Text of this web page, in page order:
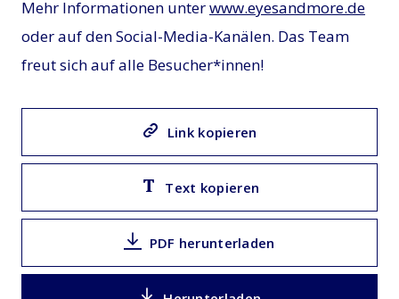
Mehr Informationen unterwww.eyesandmore.de
oder auf den Social-Media-Kanälen. Das Team
freut sich auf alle Besucher*innen!
Link kopieren
Text kopieren
PDF herunterladen